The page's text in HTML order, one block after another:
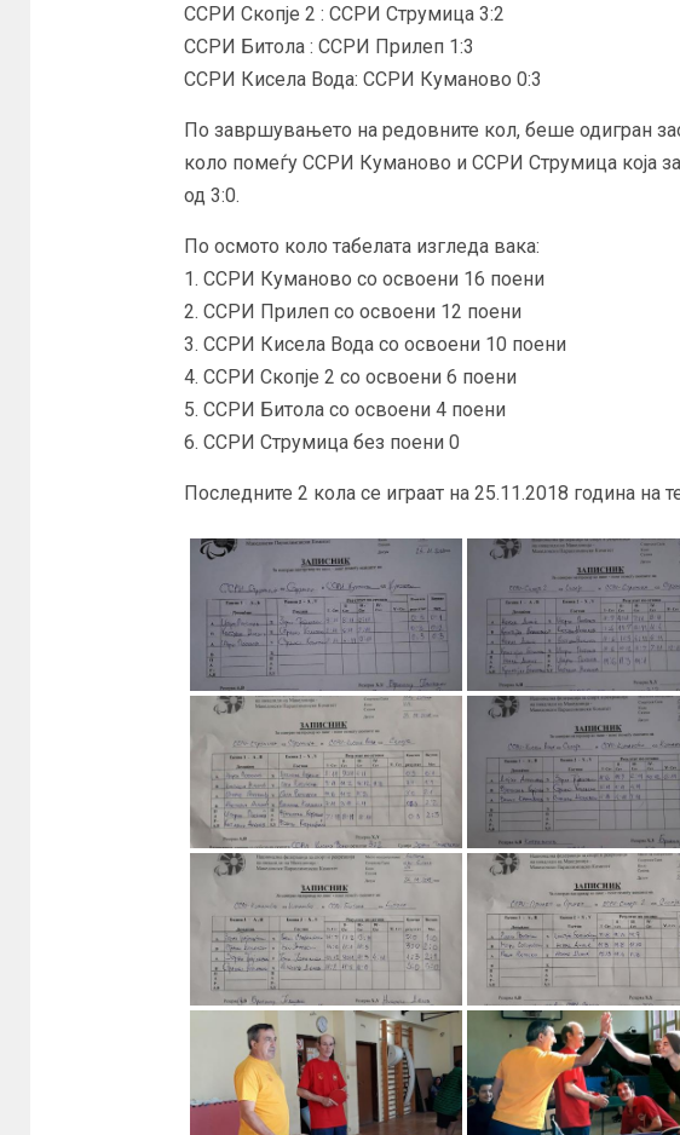
ССРИ Скопје 2 : ССРИ Струмица 3:2
ССРИ Битола : ССРИ Прилеп 1:3
ССРИ Кисела Вода: ССРИ Куманово 0:3
По завршувањето на редовните кол, беше одигран
коло помеѓу ССРИ Куманово и ССРИ Струмица која
од 3:0.
По осмото коло табелата изгледа вака:
1. ССРИ Куманово со освоени 16 поени
2. ССРИ Прилеп со освоени 12 поени
3. ССРИ Кисела Вода со освоени 10 поени
4. ССРИ Скопје 2 со освоени 6 поени
5. ССРИ Битола со освоени 4 поени
6. ССРИ Струмица без поени 0
Последните 2 кола се играат на 25.11.2018 година на